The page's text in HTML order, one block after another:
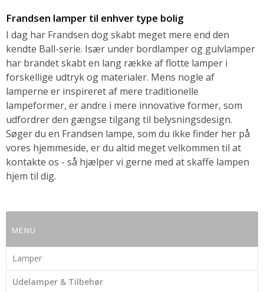
Frandsen lamper til enhver type bolig
I dag har Frandsen dog skabt meget mere end den
kendte Ball-serie. Især under bordlamper og gulvlamper
har brandet skabt en lang række af flotte lamper i
forskellige udtryk og materialer. Mens nogle af
lamperne er inspireret af mere traditionelle
lampeformer, er andre i mere innovative former, som
udfordrer den gængse tilgang til belysningsdesign.
Søger du en Frandsen lampe, som du ikke finder her på
vores hjemmeside, er du altid meget velkommen til at
kontakte os - så hjælper vi gerne med at skaffe lampen
hjem til dig.
MENU
Lamper
Udelamper & Tilbehør